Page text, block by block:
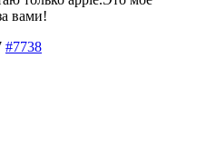
вами!
#7738